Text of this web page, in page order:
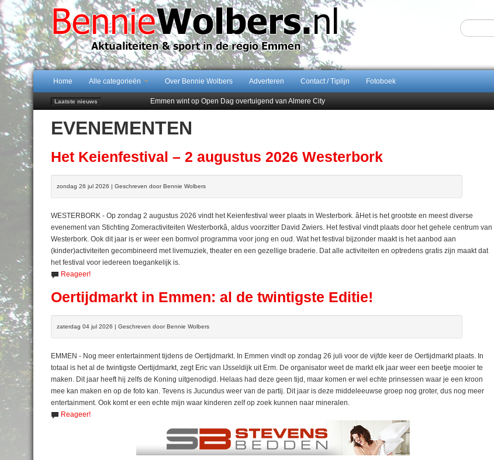
Home Alle categorieën Over Bennie Wolbers Adverteren Contact / Tiplijn Fotoboek
Laatste nieuws
Emmen wint op Open Dag overtuigend van Almere City
Jubileumfeest 35 jaar De Amer
Hunzeloopwandeltocht keert op 19 september 2026 terug naar Zuidlaren
EVENEMENTEN
Het Keienfestival – 2 augustus 2026 Westerbork
zondag 26 jul 2026 | Geschreven door Bennie Wolbers
WESTERBORK - Op zondag 2 augustus 2026 vindt het Keienfestival weer plaats in Westerbork. âHet is het grootste en meest diverse
evenement van Stichting Zomeractiviteiten Westerborkâ, aldus voorzitter David Zwiers. Het festival vindt plaats door het gehele centrum van
Westerbork. Ook dit jaar is er weer een bomvol programma voor jong en oud. Wat het festival bijzonder maakt is het aanbod aan
(kinder)activiteiten gecombineerd met livemuziek, theater en een gezellige braderie. Dat alle activiteiten en optredens gratis zijn maakt dat
het festival voor iedereen toegankelijk is.
Reageer!
Oertijdmarkt in Emmen: al de twintigste Editie!
zaterdag 04 jul 2026 | Geschreven door Bennie Wolbers
EMMEN - Nog meer entertainment tijdens de Oertijdmarkt. In Emmen vindt op zondag 26 juli voor de vijfde keer de Oertijdmarkt plaats. In
totaal is het al de twintigste Oertijdmarkt, zegt Eric van IJsseldijk uit Erm. De organisator weet de markt elk jaar weer een beetje mooier te
maken. Dit jaar heeft hij zelfs de Koning uitgenodigd. Helaas had deze geen tijd, maar komen er wel echte prinsessen waar je een kroon
mee kan maken en op de foto kan. Tevens is Jucundus weer van de partij. Dit jaar is deze middeleeuwse groep nog groter, dus nog meer
entertainment. Ook komt er een echte mijn waar kinderen zelf op zoek kunnen naar mineralen.
Reageer!